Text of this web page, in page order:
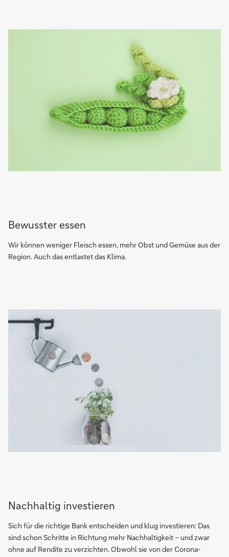
Bewusster essen
Wir können weniger Fleisch essen, mehr Obst und Gemüse aus der
Region. Auch das entlastet das Klima.
Nachhaltig investieren
Sich für die richtige Bank entscheiden und klug investieren: Das
sind schon Schritte in Richtung mehr Nachhaltigkeit – und zwar
ohne auf Rendite zu verzichten. Obwohl sie von der Corona-